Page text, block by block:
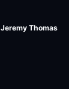
Jeremy Thomas